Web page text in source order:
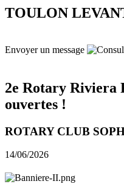
TOULON
Envoyer un message
2e Rotary Riviera
ouvertes !
ROTARY CLUB
14/06/2026